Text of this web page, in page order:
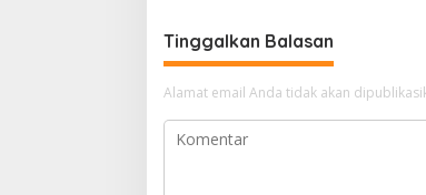
Tinggalkan Balasan
Alamat email Anda tidak akan